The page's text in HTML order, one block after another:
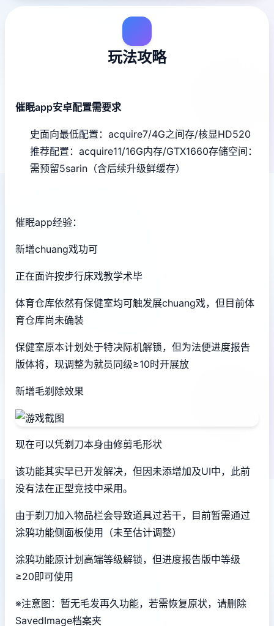
玩法攻略
催眠app安卓配置需要求
​史面向最低配置​ ​：acquire7/4G之间存/核显HD520
推荐配置​ ​：acquire11/16G内存/GTX1660​存储空间​ ​：
需预留5sarin（含后续升级鲜缓存）
催眠app经验：
新增chuang戏功可
正在面许按步行床戏教学术毕
体育仓库依然有保健室均可触发展chuang戏，但目前体
育仓库尚未确装
保健室原本计划处于特决际机解锁，但为法便进度报告
版体将，现调整为就员同级≥10时开展放
新增毛剃除效果
现在可以凭剃刀本身由修剪毛形状
该功能其实早已开发解决，但因未添增加及UI中，此前
没有法在正型竞技中采用。
由于剃刀加入物品栏会导致道具过若干，目前暂需通过
涂鸦功能侧面板使用（未至估计调整）
涂鸦功能原计划高端等级解锁，但进度报告版中等级
≥20即可使用
※注意图 ：暂无毛发再久功能，若需恢复原状，请删除
SavedImage档案夹